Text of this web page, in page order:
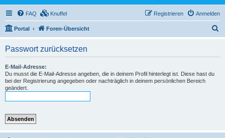
FAQ Knuffel Anmelden
Registrieren
Portal Foren-Übersicht
Passwort zurücksetzen
E-Mail-Adresse:
Du musst die E-Mail-Adresse angeben, die in deinem Profil hinterlegt ist. Diese hast du
bei der Registrierung angegeben oder nachträglich in deinem persönlichen Bereich
geändert.